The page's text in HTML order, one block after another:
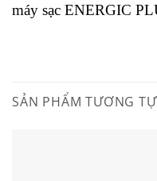
máy sạc ENERGIC
SẢN PHẨM TƯƠNG TỰ